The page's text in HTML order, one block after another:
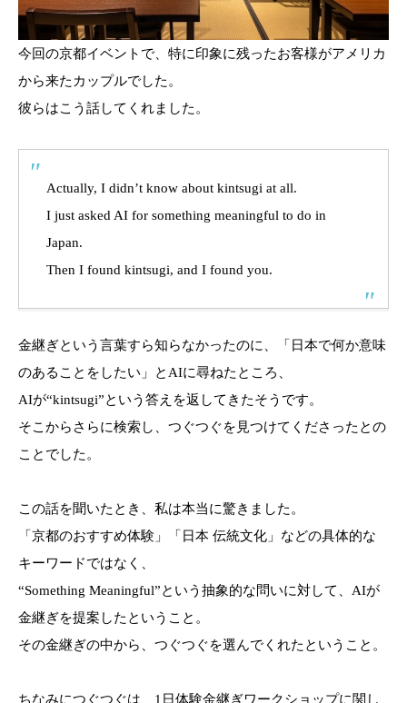
今回の京都イベントで、特に印象に残ったお客様がアメリカ
から来たカップルでした。
彼らはこう話してくれました。
Actually, I didn’t know about kintsugi at all.
I just asked AI for something meaningful to do in
Japan.
Then I found kintsugi, and I found you.
金継ぎという言葉すら知らなかったのに、「日本で何か意味
のあることをしたい」とAIに尋ねたところ、
AIが“kintsugi”という答えを返してきたそうです。
そこからさらに検索し、つぐつぐを見つけてくださったとの
ことでした。
この話を聞いたとき、私は本当に驚きました。
「京都のおすすめ体験」「日本 伝統文化」などの具体的な
キーワードではなく、
“Something Meaningful”という抽象的な問いに対して、AIが
金継ぎを提案したということ。
その金継ぎの中から、つぐつぐを選んでくれたということ。
ちなみにつぐつぐは、1日体験金継ぎワークショップに関し